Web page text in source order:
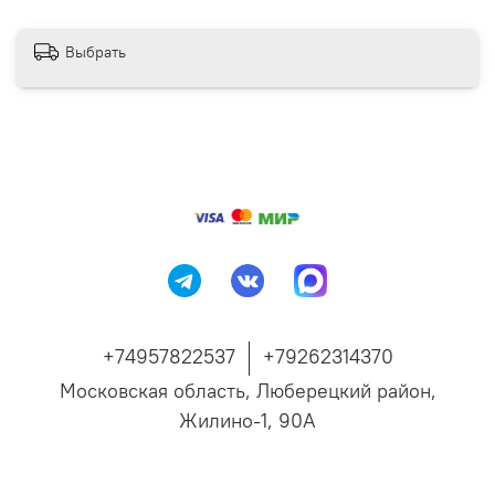
Нанесена разметка для удобного монтажа смесителя и
•Комплектуется крепежом для настенной установки и
кухни, производственные зоны.
Продукция соответствует европейским стандартам
В комплектацию не входят: смеситель и дозатор для
жидкого мыла!
Выбрать
+74957822537
+79262314370
Московская область, Люберецкий район,
Жилино-1, 90А